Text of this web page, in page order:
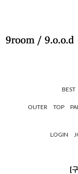
BEST
OUTER TOP
LOGIN
[